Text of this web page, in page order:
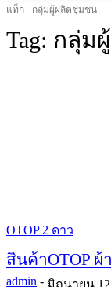
แท็ก กลุ่มผู้ผลิตชุมชน
Tag: กลุ่ม
OTOP 2 ดาว
สินค้าOTOP ผ้
admin - มิถุนายน